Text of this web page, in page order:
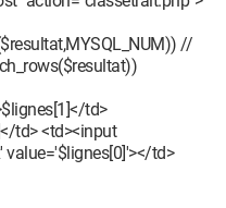
//
td>
td> <td><input
td>